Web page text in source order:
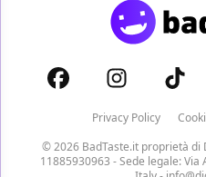
Privacy Policy
© 2026 BadTaste.it proprietà di
11885930963 - Sede legale: